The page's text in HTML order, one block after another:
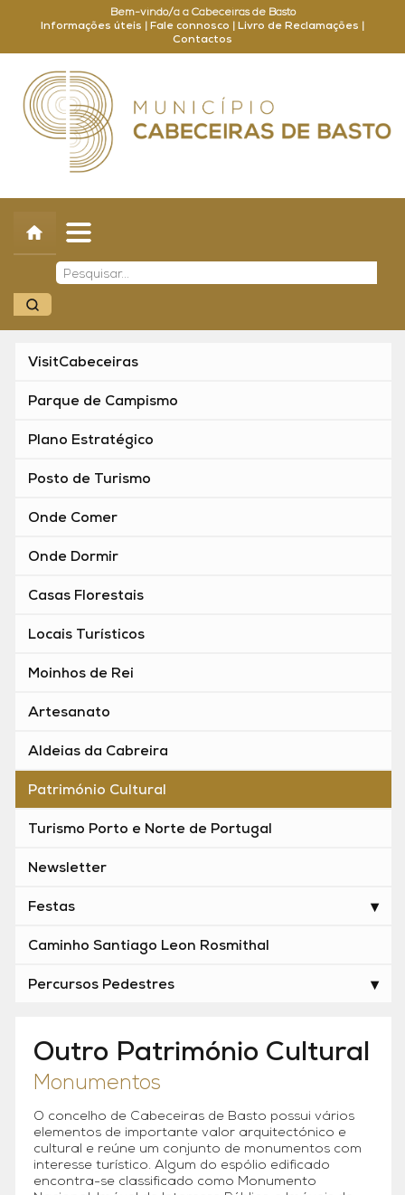
Bem-vindo/a a Cabeceiras de Basto
Informações úteis
Fale connosco Livro de Reclamações
Contactos
Concelho
Município
Turismo
Cultura
Outros
Balcão Online
VisitCabeceiras
Parque de Campismo
Plano Estratégico
Posto de Turismo
Onde Comer
Onde Dormir
Casas Florestais
Locais Turísticos
Moinhos de Rei
Artesanato
Aldeias da Cabreira
Património Cultural
Turismo Porto e Norte de Portugal
Newsletter
Festas
Caminho Santiago Leon Rosmithal
Percursos Pedestres
Outro Património Cultural
Monumentos
O concelho de Cabeceiras de Basto possui vários
elementos de importante valor arquitectónico e
cultural e reúne um conjunto de monumentos com
interesse turístico. Algum do espólio edificado
encontra-se classificado como Monumento